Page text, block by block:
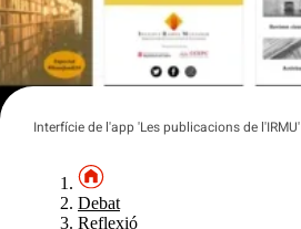
Interfície de l'app 'Les publicacions de l'IRMU'
Debat
Reflexió